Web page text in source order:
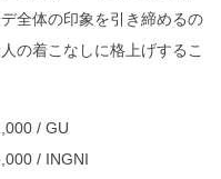
全体の印象を引き締めるの
の着こなしに格上げするこ
/ GU
/ INGNI